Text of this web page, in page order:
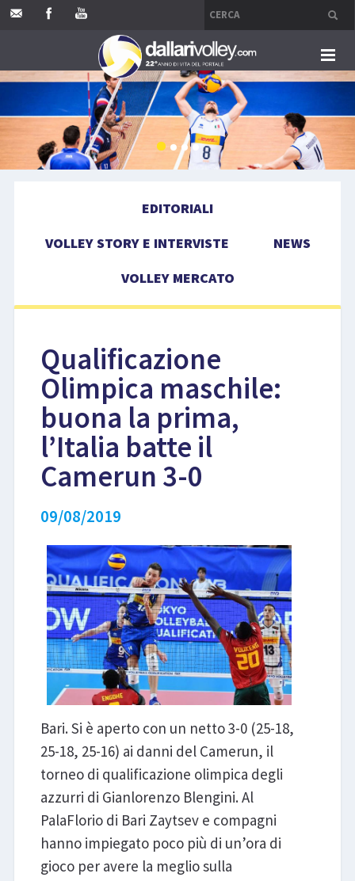
HOME
EDITORIALI
VOLLEY MERCATO
COMPETIZIONI
EVENTI
LIBRI
EDITORIALI
VOLLEY STORY E INTERVISTE
NEWS
VOLLEY MERCATO
Qualificazione
Olimpica maschile:
buona la prima,
l’Italia batte il
Camerun 3-0
09/08/2019
Bari. Si è aperto con un netto 3-0 (25-18,
25-18, 25-16) ai danni del Camerun, il
torneo di qualificazione olimpica degli
azzurri di Gianlorenzo Blengini. Al
PalaFlorio di Bari Zaytsev e compagni
hanno impiegato poco più di un’ora di
gioco per avere la meglio sulla